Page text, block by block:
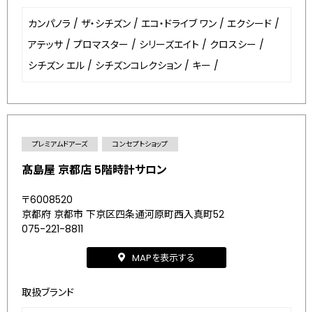
カンパノラ / ザ・シチズン / エコ・ドライブ ワン / エクシード /
アテッサ / プロマスター / シリーズエイト / クロスシー /
シチズン エル / シチズンコレクション / キー /
プレミアムドアーズ コンセプトショップ
髙島屋 京都店 5階時計サロン
〒6008520
京都府 京都市 下京区四条通河原町西入真町52
075-221-8811
MAPを表示する
取扱ブランド